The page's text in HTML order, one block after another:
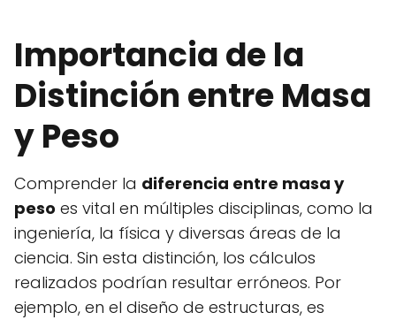
Importancia de la
Distinción entre Masa
y Peso
Comprender la diferencia entre masa y
peso es vital en múltiples disciplinas, como la
ingeniería, la física y diversas áreas de la
ciencia. Sin esta distinción, los cálculos
realizados podrían resultar erróneos. Por
ejemplo, en el diseño de estructuras, es